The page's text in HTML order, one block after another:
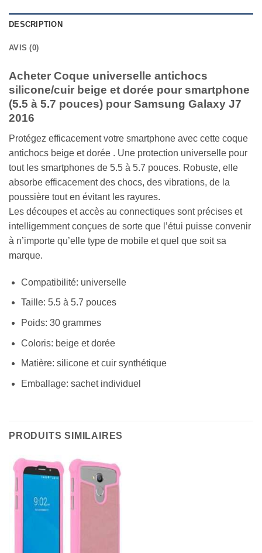
DESCRIPTION
AVIS (0)
Acheter Coque universelle antichocs
silicone/cuir beige et dorée pour smartphone
(5.5 à 5.7 pouces) pour Samsung Galaxy J7
2016
Protégez efficacement votre smartphone avec cette coque
antichocs beige et dorée . Une protection universelle pour
tout les smartphones de 5.5 à 5.7 pouces. Robuste, elle
absorbe efficacement des chocs, des vibrations, de la
poussière tout en évitant les rayures.
Les découpes et accès au connectiques sont précises et
intelligemment conçues de sorte que l’étui puisse convenir
à n’importe qu’elle type de mobile et quel que soit sa
marque.
Compatibilité: universelle
Taille: 5.5 à 5.7 pouces
Poids: 30 grammes
Coloris: beige et dorée
Matière: silicone et cuir synthétique
Emballage: sachet individuel
PRODUITS SIMILAIRES